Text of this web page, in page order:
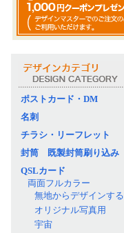
ポストカード・DM
名刺
チラシ・リーフレット
封筒 既製封筒刷り込み
QSLカード
両面フルカラー
無地からデザインする
オリジナル写真用
宇宙